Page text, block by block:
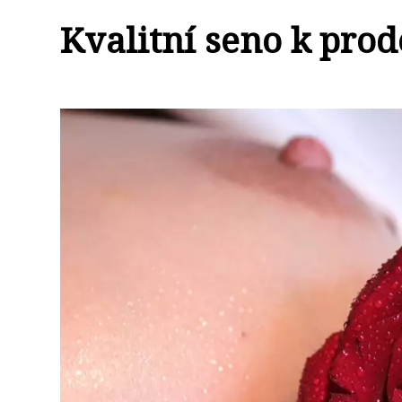
Kvalitní seno k